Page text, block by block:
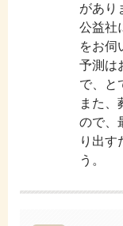
があり
公益社
をお伺
予測は
で、と
また、
ので、
り出す
う。